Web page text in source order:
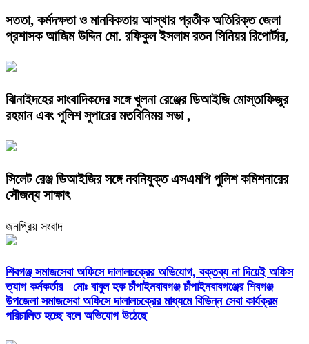
সততা, কর্মদক্ষতা ও মানবিকতায় আস্থার প্রতীক অতিরিক্ত জেলা
প্রশাসক আজিম উদ্দিন মো. রফিকুল ইসলাম রতন সিনিয়র রিপোর্টার,
ঝিনাইদহের সাংবাদিকদের সঙ্গে খুলনা রেঞ্জের ডিআইজি মোস্তাফিজুর
রহমান এবং পুলিশ সুপারের মতবিনিময় সভা ,
সিলেট রেঞ্জ ডিআইজির সঙ্গে নবনিযুক্ত এসএমপি পুলিশ কমিশনারের
সৌজন্য সাক্ষাৎ
জনপ্রিয় সংবাদ
শিবগঞ্জ সমাজসেবা অফিসে দালালচক্রের অভিযোগ, বক্তব্য না দিয়েই অফিস
ত্যাগ কর্মকর্তার মোঃ বাবুল হক চাঁপাইনবাবগঞ্জ চাঁপাইনবাবগঞ্জের শিবগঞ্জ
উপজেলা সমাজসেবা অফিসে দালালচক্রের মাধ্যমে বিভিন্ন সেবা কার্যক্রম
পরিচালিত হচ্ছে বলে অভিযোগ উঠেছে